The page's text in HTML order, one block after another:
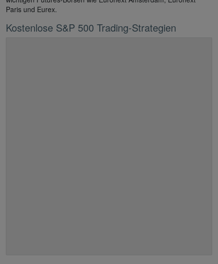
Paris und Eurex.
Kostenlose S&P 500 Trading-Strategien